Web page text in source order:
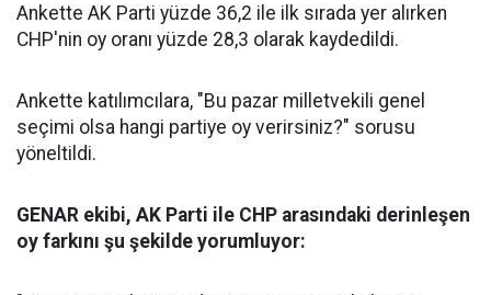
Ankette AK Parti yüzde 36,2 ile ilk sırada yer alırken
CHP'nin oy oranı yüzde 28,3 olarak kaydedildi.
Ankette katılımcılara, "Bu pazar milletvekili genel
seçimi olsa hangi partiye oy verirsiniz?" sorusu
yöneltildi.
GENAR ekibi, AK Parti ile CHP arasındaki derinleşen
oy farkını şu şekilde yorumluyor: